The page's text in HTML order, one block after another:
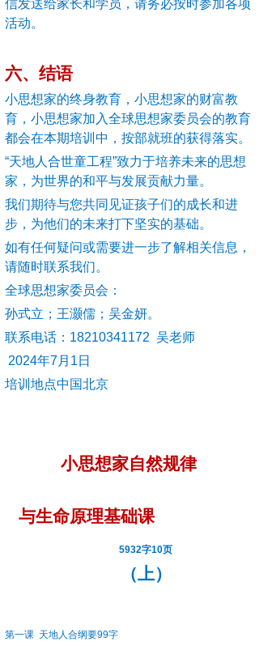
信发送给家长和学员，请务必按时参加各项
活动。
六、结语
小思想家的终身教育，小思想家的财富教
育，小思想家加入全球思想家委员会的教育
都会在本期培训中，按部就班的获得落实。
“天地人合世童工程”致力于培养未来的思想
家，为世界的和平与发展贡献力量。
我们期待与您共同见证孩子们的成长和进
步，为他们的未来打下坚实的基础。
如有任何疑问或需要进一步了解相关信息，
请随时联系我们。
全球思想家委员会：
孙式立；王灏儒；吴金妍。
联系电话：18210341172 吴老师
2024年7月1日
培训地点中国北京
小思想家自然规律
与生命原理基础课
5932字10页
（上）
第一课 天地人合纲要99字